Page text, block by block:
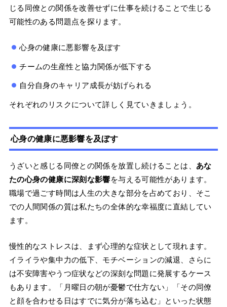
じる同僚との関係を改善せずに仕事を続けることで生じる
可能性のある問題点を探ります。
心身の健康に悪影響を及ぼす
チームの生産性と協力関係が低下する
自分自身のキャリア成長が妨げられる
それぞれのリスクについて詳しく見ていきましょう。
心身の健康に悪影響を及ぼす
うざいと感じる同僚との関係を放置し続けることは、 あな
たの心身の健康に深刻な影響を与える可能性があります。
職場で過ごす時間は人生の大きな部分を占めており、そこ
での人間関係の質は私たちの全体的な幸福度に直結してい
ます。
慢性的なストレスは、まず心理的な症状として現れます。
イライラや集中力の低下、モチベーションの減退、さらに
は不安障害やうつ症状などの深刻な問題に発展するケース
もあります。「月曜日の朝が憂鬱で仕方ない」「その同僚
と顔を合わせる日はすでに気分が落ち込む」といった状態